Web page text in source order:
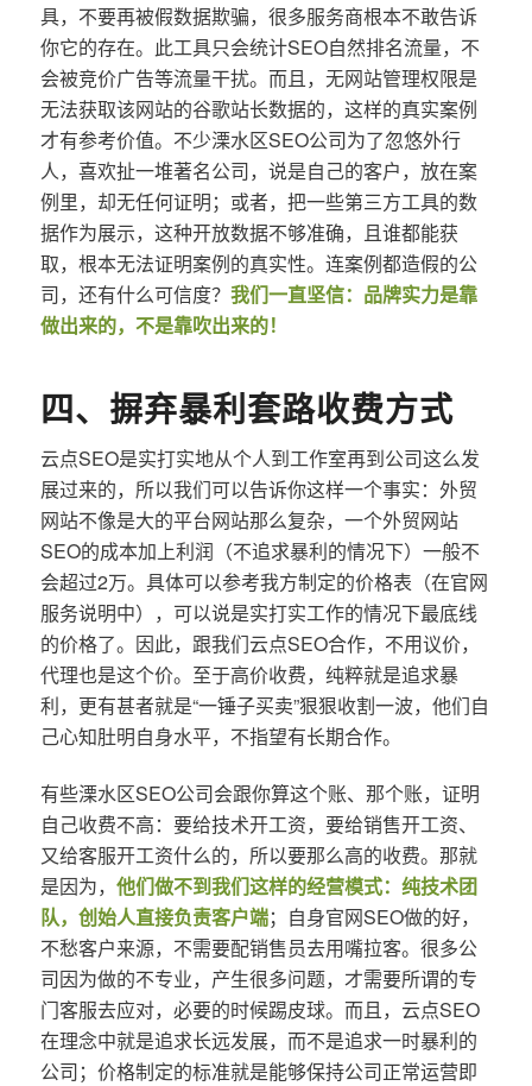
具，不要再被假数据欺骗，很多服务商根本不敢告诉
你它的存在。此工具只会统计SEO自然排名流量，不
会被竞价广告等流量干扰。而且，无网站管理权限是
无法获取该网站的谷歌站长数据的，这样的真实案例
才有参考价值。不少溧水区SEO公司为了忽悠外行
人，喜欢扯一堆著名公司，说是自己的客户，放在案
例里，却无任何证明；或者，把一些第三方工具的数
据作为展示，这种开放数据不够准确，且谁都能获
取，根本无法证明案例的真实性。连案例都造假的公
司，还有什么可信度？ 我们一直坚信：品牌实力是靠
做出来的，不是靠吹出来的！
四、摒弃暴利套路收费方式
云点SEO是实打实地从个人到工作室再到公司这么发
展过来的，所以我们可以告诉你这样一个事实：外贸
网站不像是大的平台网站那么复杂，一个外贸网站
SEO的成本加上利润（不追求暴利的情况下）一般不
会超过2万。具体可以参考我方制定的价格表（在官网
服务说明中），可以说是实打实工作的情况下最底线
的价格了。因此，跟我们云点SEO合作，不用议价，
代理也是这个价。至于高价收费，纯粹就是追求暴
利，更有甚者就是“一锤子买卖”狠狠收割一波，他们自
己心知肚明自身水平，不指望有长期合作。
有些溧水区SEO公司会跟你算这个账、那个账，证明
自己收费不高：要给技术开工资，要给销售开工资、
又给客服开工资什么的，所以要那么高的收费。那就
是因为， 他们做不到我们这样的经营模式：纯技术团
队，创始人直接负责客户端；自身官网SEO做的好，
不愁客户来源，不需要配销售员去用嘴拉客。很多公
司因为做的不专业，产生很多问题，才需要所谓的专
门客服去应对，必要的时候踢皮球。而且，云点SEO
在理念中就是追求长远发展，而不是追求一时暴利的
公司；价格制定的标准就是能够保持公司正常运营即